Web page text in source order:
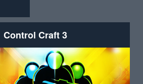
Control Craft 3